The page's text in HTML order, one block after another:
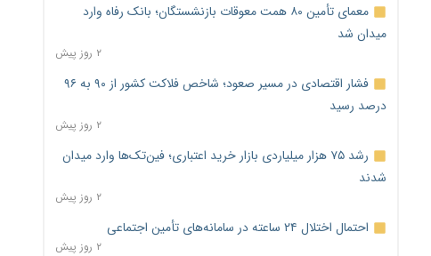
معمای تأمین ۸۰ همت معوقات بازنشستگان؛ بانک رفاه وارد
میدان شد
۲ روز پیش
فشار اقتصادی در مسیر صعود؛ شاخص فلاکت کشور از ۹۰ به ۹۶
درصد رسید
۲ روز پیش
رشد ۷۵ هزار میلیاردی بازار خرید اعتباری؛ فین‌تک‌ها وارد میدان
شدند
۲ روز پیش
احتمال اختلال ۲۴ ساعته در سامانه‌های تأمین اجتماعی
۲ روز پیش